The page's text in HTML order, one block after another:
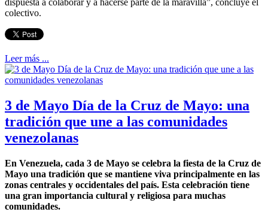
colectivo.
Leer más ...
3 de Mayo Día de la Cruz de Mayo: una
tradición que une a las comunidades
venezolanas
En Venezuela, cada 3 de Mayo se celebra la fiesta de la Cruz de
Mayo una tradición que se mantiene viva principalmente en las
zonas centrales y occidentales del país. Esta celebración tiene
una gran importancia cultural y religiosa para muchas
comunidades.